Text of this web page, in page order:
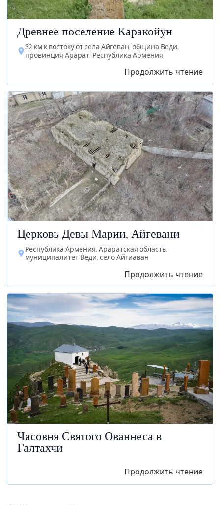
Древнее поселение Каракойун
32 км к востоку от села Айгеван, община Веди,
провинция Арарат, Республика Армения
Продолжить чтение
Церковь Девы Марии, Айгевани
Республика Армения, Араратская область,
муниципалитет Веди, село Айгиаван
Продолжить чтение
Часовня Святого Ованнеса в
Галтахчи
Продолжить чтение